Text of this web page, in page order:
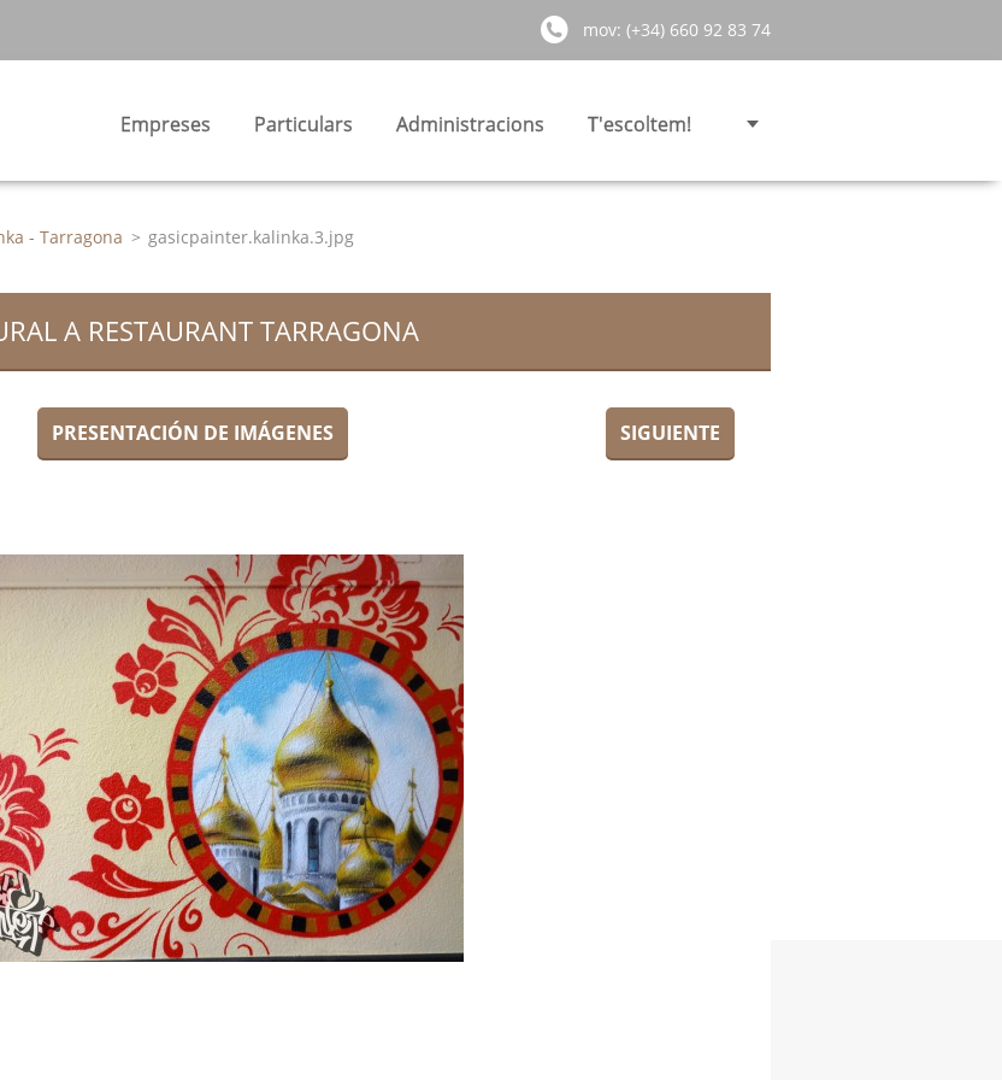
mov: (+34) 660 92 83 74
Empreses Particulars Administracions T'escoltem!
- Tarragona > gasicpainter.kalinka.3.jpg
A RESTAURANT TARRAGONA
PRESENTACIÓN DE IMÁGENES SIGUIENTE